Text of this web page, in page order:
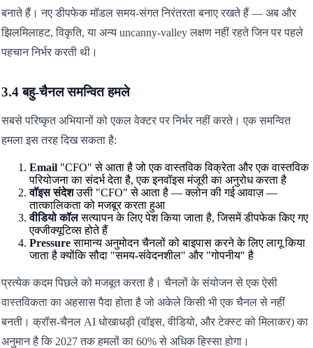
बनाते हैं। नए डीपफेक मॉडल समय-संगत निरंतरता बनाए रखते हैं — अब और
झिलमिलाहट, विकृति, या अन्य uncanny-valley लक्षण नहीं रहते जिन पर पहले
पहचान निर्भर करती थी।
3.4 बहु-चैनल समन्वित हमले
सबसे परिष्कृत अभियानों को एकल वेक्टर पर निर्भर नहीं करते। एक समन्वित
हमला इस तरह दिख सकता है:
Email"CFO" से आता है जो एक वास्तविक विक्रेता और एक वास्तविक
परियोजना का संदर्भ देता है, एक इनवॉइस मंजूरी का अनुरोध करता है
वॉइस संदेशउसी "CFO" से आता है — क्लोन की गई आवाज़ —
तात्कालिकता को मजबूर करता हुआ
वीडियो कॉलसत्यापन के लिए पेश किया जाता है, जिसमें डीपफेक किए गए
एक्जीक्यूटिव्स होते हैं
Pressureसामान्य अनुमोदन चैनलों को बाइपास करने के लिए लागू किया
जाता है क्योंकि सौदा "समय-संवेदनशील" और "गोपनीय" है
प्रत्येक कदम पिछले को मजबूत करता है। चैनलों के संयोजन से एक ऐसी
वास्तविकता का अहसास पैदा होता है जो अकेले किसी भी एक चैनल से नहीं
बनती। क्रॉस-चैनल AI धोखाधड़ी (वॉइस, वीडियो, और टेक्स्ट को मिलाकर) का
अनुमान है कि 2027 तक हमलों का 60% से अधिक हिस्सा होगा।